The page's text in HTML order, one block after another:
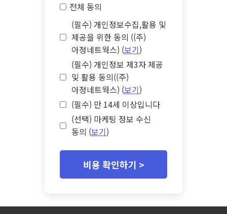
전체 동의
(필수) 개인정보수집,활용 및
제공을 위한 동의 ((주)
아정네트웍스) (보기)
(필수) 개인정보 제3자 제공
및 활용 동의((주)
아정네트웍스) (보기)
(필수) 만 14세 이상입니다
(선택) 마케팅 정보 수신
동의 (보기)
비용 확인하기 >